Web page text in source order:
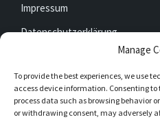
Manage
To provide the best experiences, we use
access device information. Consenting
process data such as browsing behavior
or withdrawing consent, may adversely
Impressum
Datenschutzerklärung
Jetzt mitfunken!
Bleibt auch unterwegs